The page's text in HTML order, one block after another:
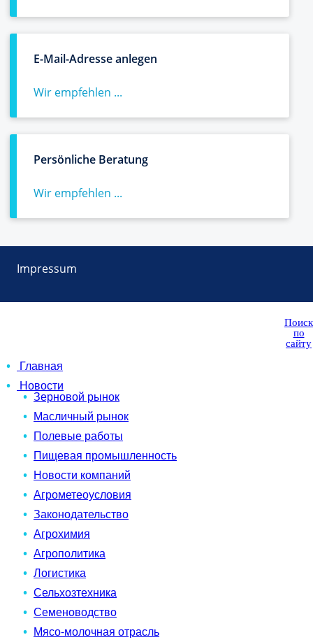
E-Mail-Adresse anlegen
Wir empfehlen ...
Persönliche Beratung
Wir empfehlen ...
Impressum
Поиск
по
сайту
Главная
Новости
Зерновой рынок
Масличный рынок
Полевые работы
Пищевая промышленность
Новости компаний
Агрометеоусловия
Законодательство
Агрохимия
Агрополитика
Логистика
Сельхозтехника
Семеноводство
Мясо-молочная отрасль